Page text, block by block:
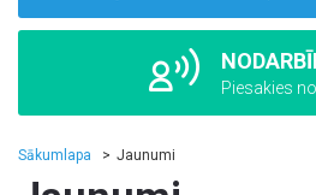
Piesakies
Sākumlapa Jaunumi